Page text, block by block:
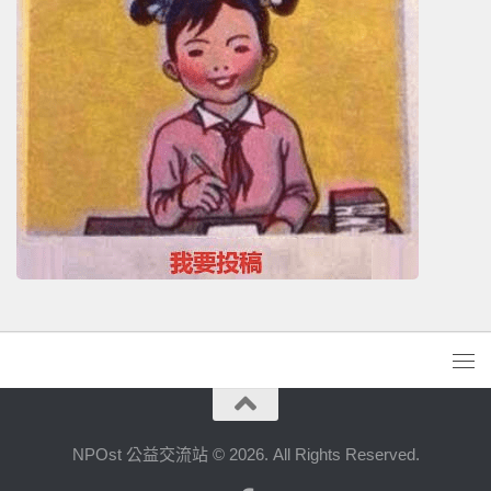
NPOst 公益交流站 © 2026. All Rights Reserved.